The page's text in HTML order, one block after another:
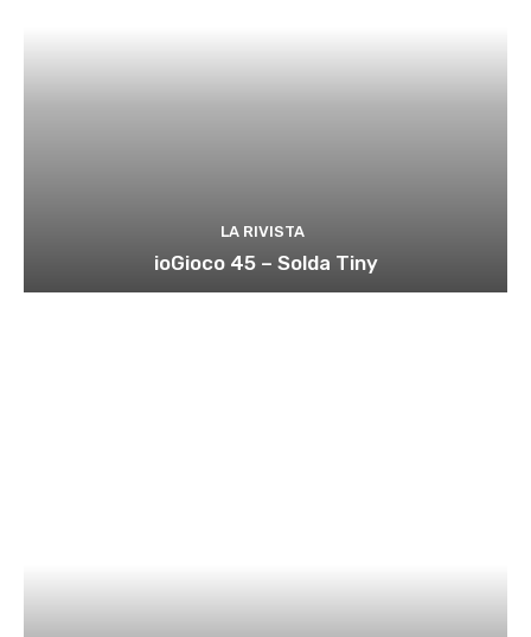
LA RIVISTA
ioGioco 45 – Solda Tiny